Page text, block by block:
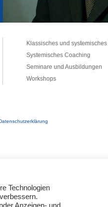
Klassisches und
Systemisches Coaching
Seminare und Ausbildungen
Workshops
Technologien